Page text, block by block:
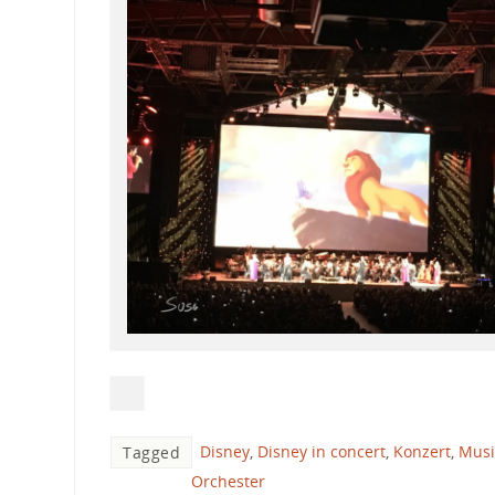
Tagged Disney, Disney in concert, Konzert,
Orchester